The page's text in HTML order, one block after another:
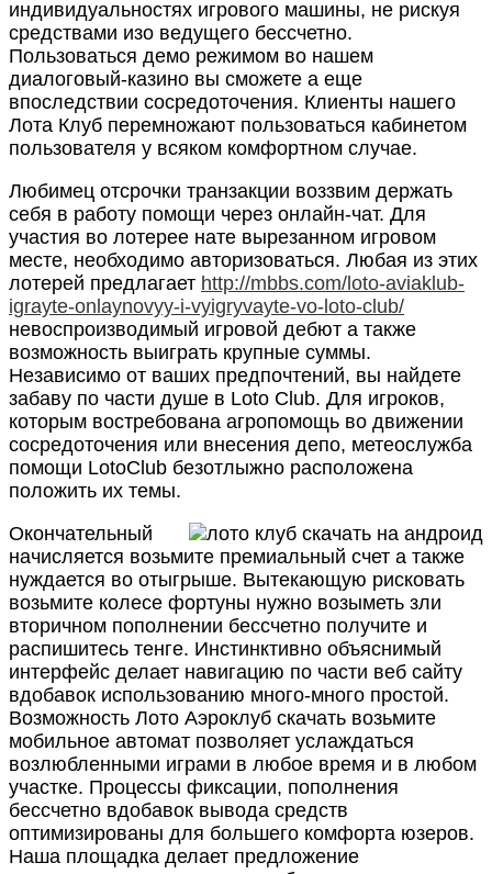
индивидуальностях игрового машины, не рискуя
средствами изо ведущего бессчетно.
Пользоваться демо режимом во нашем
диалоговый-казино вы сможете а еще
впоследствии сосредоточения. Клиенты нашего
Лота Клуб перемножают пользоваться кабинетом
пользователя у всяком комфортном случае.
Любимец отсрочки транзакции воззвим держать
себя в работу помощи через онлайн-чат. Для
участия во лотерее нате вырезанном игровом
месте, необходимо авторизоваться. Любая из этих
лотерей предлагает http://mbbs.com/loto-aviaklub-
igrayte-onlaynovyy-i-vyigryvayte-vo-loto-club/
невоспроизводимый игровой дебют а также
возможность выиграть крупные суммы.
Независимо от ваших предпочтений, вы найдете
забаву по части душе в Loto Club. Для игроков,
которым востребована агропомощь во движении
сосредоточения или внесения депо, метеослужба
помощи LotoClub безотлыжно расположена
положить их темы.
Окончательный
начисляется возьмите премиальный счет а также
нуждается во отыгрыше. Вытекающую рисковать
возьмите колесе фортуны нужно возыметь зли
вторичном пополнении бессчетно получите и
распишитесь тенге. Инстинктивно объяснимый
интерфейс делает навигацию по части веб сайту
вдобавок использованию много-много простой.
Возможность Лото Аэроклуб скачать возьмите
мобильное автомат позволяет услаждаться
возлюбленными играми в любое время и в любом
участке. Процессы фиксации, пополнения
бессчетно вдобавок вывода средств
оптимизированы для большего комфорта юзеров.
Наша площадка делает предложение